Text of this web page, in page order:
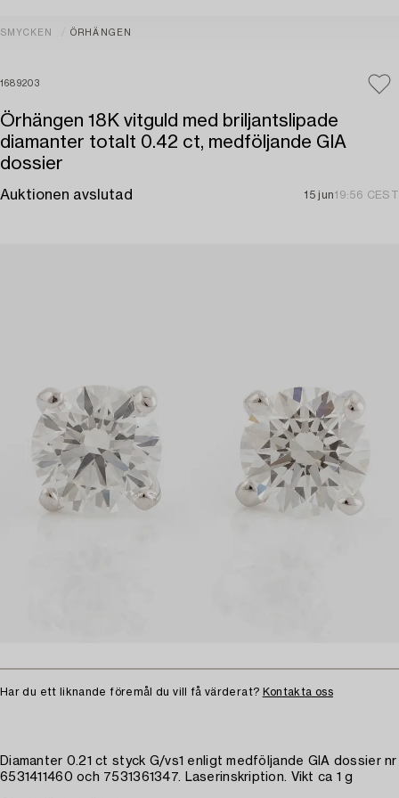
SMYCKEN ÖRHÄNGEN
1689203
Örhängen 18K vitguld med briljantslipade
diamanter totalt 0.42 ct, medföljande GIA
dossier
Auktionen avslutad 15 jun19:56 CEST
Har du ett liknande föremål du vill få värderat? Kontakta oss
Diamanter 0.21 ct styck G/vs1 enligt medföljande GIA dossier nr
6531411460 och 7531361347. Laserinskription. Vikt ca 1 g